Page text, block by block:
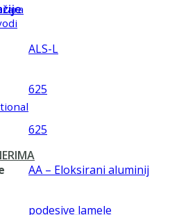
ALS-L
625
625
AA – Eloksirani aluminij
podesive lamele